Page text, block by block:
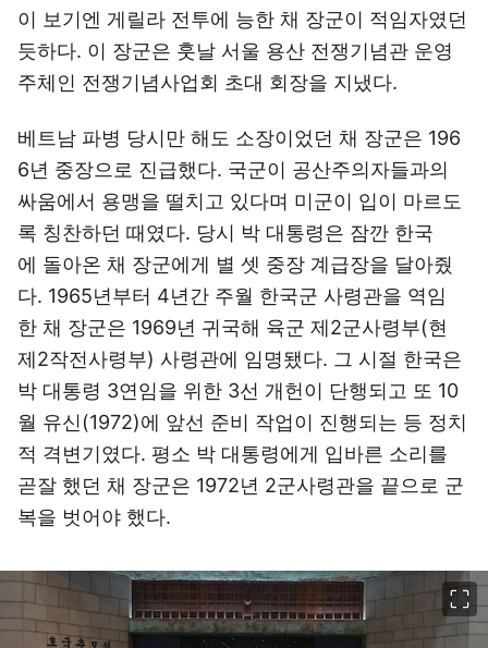
이 보기엔 게릴라 전투에 능한 채 장군이 적임자였던
듯하다. 이 장군은 훗날 서울 용산 전쟁기념관 운영
주체인 전쟁기념사업회 초대 회장을 지냈다.
베트남 파병 당시만 해도 소장이었던 채 장군은 196
6년 중장으로 진급했다. 국군이 공산주의자들과의
싸움에서 용맹을 떨치고 있다며 미군이 입이 마르도
록 칭찬하던 때였다. 당시 박 대통령은 잠깐 한국
에 돌아온 채 장군에게 별 셋 중장 계급장을 달아줬
다. 1965년부터 4년간 주월 한국군 사령관을 역임
한 채 장군은 1969년 귀국해 육군 제2군사령부(현
제2작전사령부) 사령관에 임명됐다. 그 시절 한국은
박 대통령 3연임을 위한 3선 개헌이 단행되고 또 10
월 유신(1972)에 앞선 준비 작업이 진행되는 등 정치
적 격변기였다. 평소 박 대통령에게 입바른 소리를
곧잘 했던 채 장군은 1972년 2군사령관을 끝으로 군
복을 벗어야 했다.